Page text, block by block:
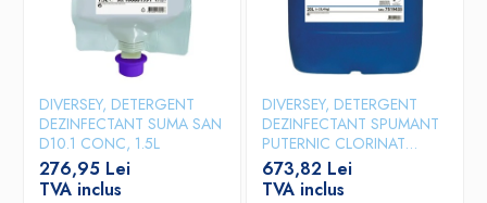
DIVERSEY, DETERGENT
DEZINFECTANT SUMA SAN
D10.1 CONC, 1.5L
276,95 Lei
TVA inclus
DIVERSEY, DETERGENT
DEZINFECTANT SPUMANT
PUTERNIC CLORINAT
HYPOFOAM, 20L
673,82 Lei
TVA inclus